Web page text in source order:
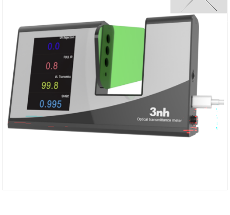
DA METER®
Delta-OHM
DOHTOYO
DRAGER (드레가)
E+E
e-Plus Innovation
ENGLO